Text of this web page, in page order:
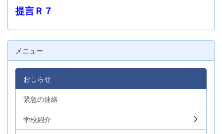
提言Ｒ７
メニュー
おしらせ
緊急の連絡
学校紹介